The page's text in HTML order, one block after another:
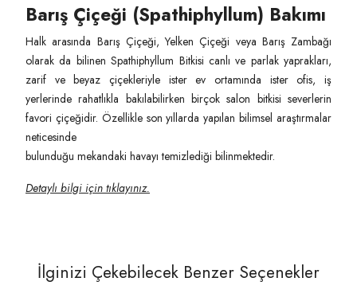
Barış Çiçeği (Spathiphyllum) Bakımı
Halk arasında Barış Çiçeği, Yelken Çiçeği veya Barış Zambağı
olarak da bilinen Spathiphyllum Bitkisi canlı ve parlak yaprakları,
zarif ve beyaz çiçekleriyle ister ev ortamında ister ofis, iş
yerlerinde rahatlıkla bakılabilirken birçok salon bitkisi severlerin
favori çiçeğidir. Özellikle son yıllarda yapılan bilimsel araştırmalar
neticesinde
bulunduğu mekandaki havayı temizlediği bilinmektedir.
Detaylı bilgi için tıklayınız.
İlginizi Çekebilecek Benzer Seçenekler